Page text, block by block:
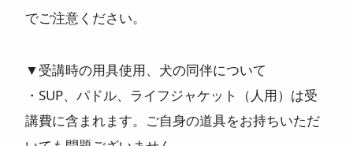
でご注意ください。
▼受講時の用具使用、犬の同伴について
・SUP、パドル、ライフジャケット（人用）は受
講費に含まれます。ご自身の道具をお持ちいただ